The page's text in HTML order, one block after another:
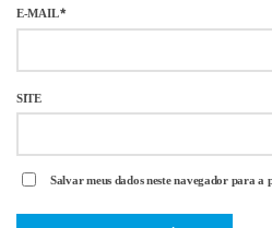
E-MAIL*
SITE
Salvar meus dados neste navegador para a